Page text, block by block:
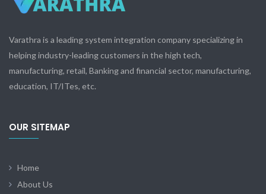
Varathra is a leading system integration company specializing in
helping industry-leading customers in the high tech,
manufacturing, retail, Banking and financial sector, manufacturing,
education, IT/ITes, etc.
OUR SITEMAP
Home
About Us